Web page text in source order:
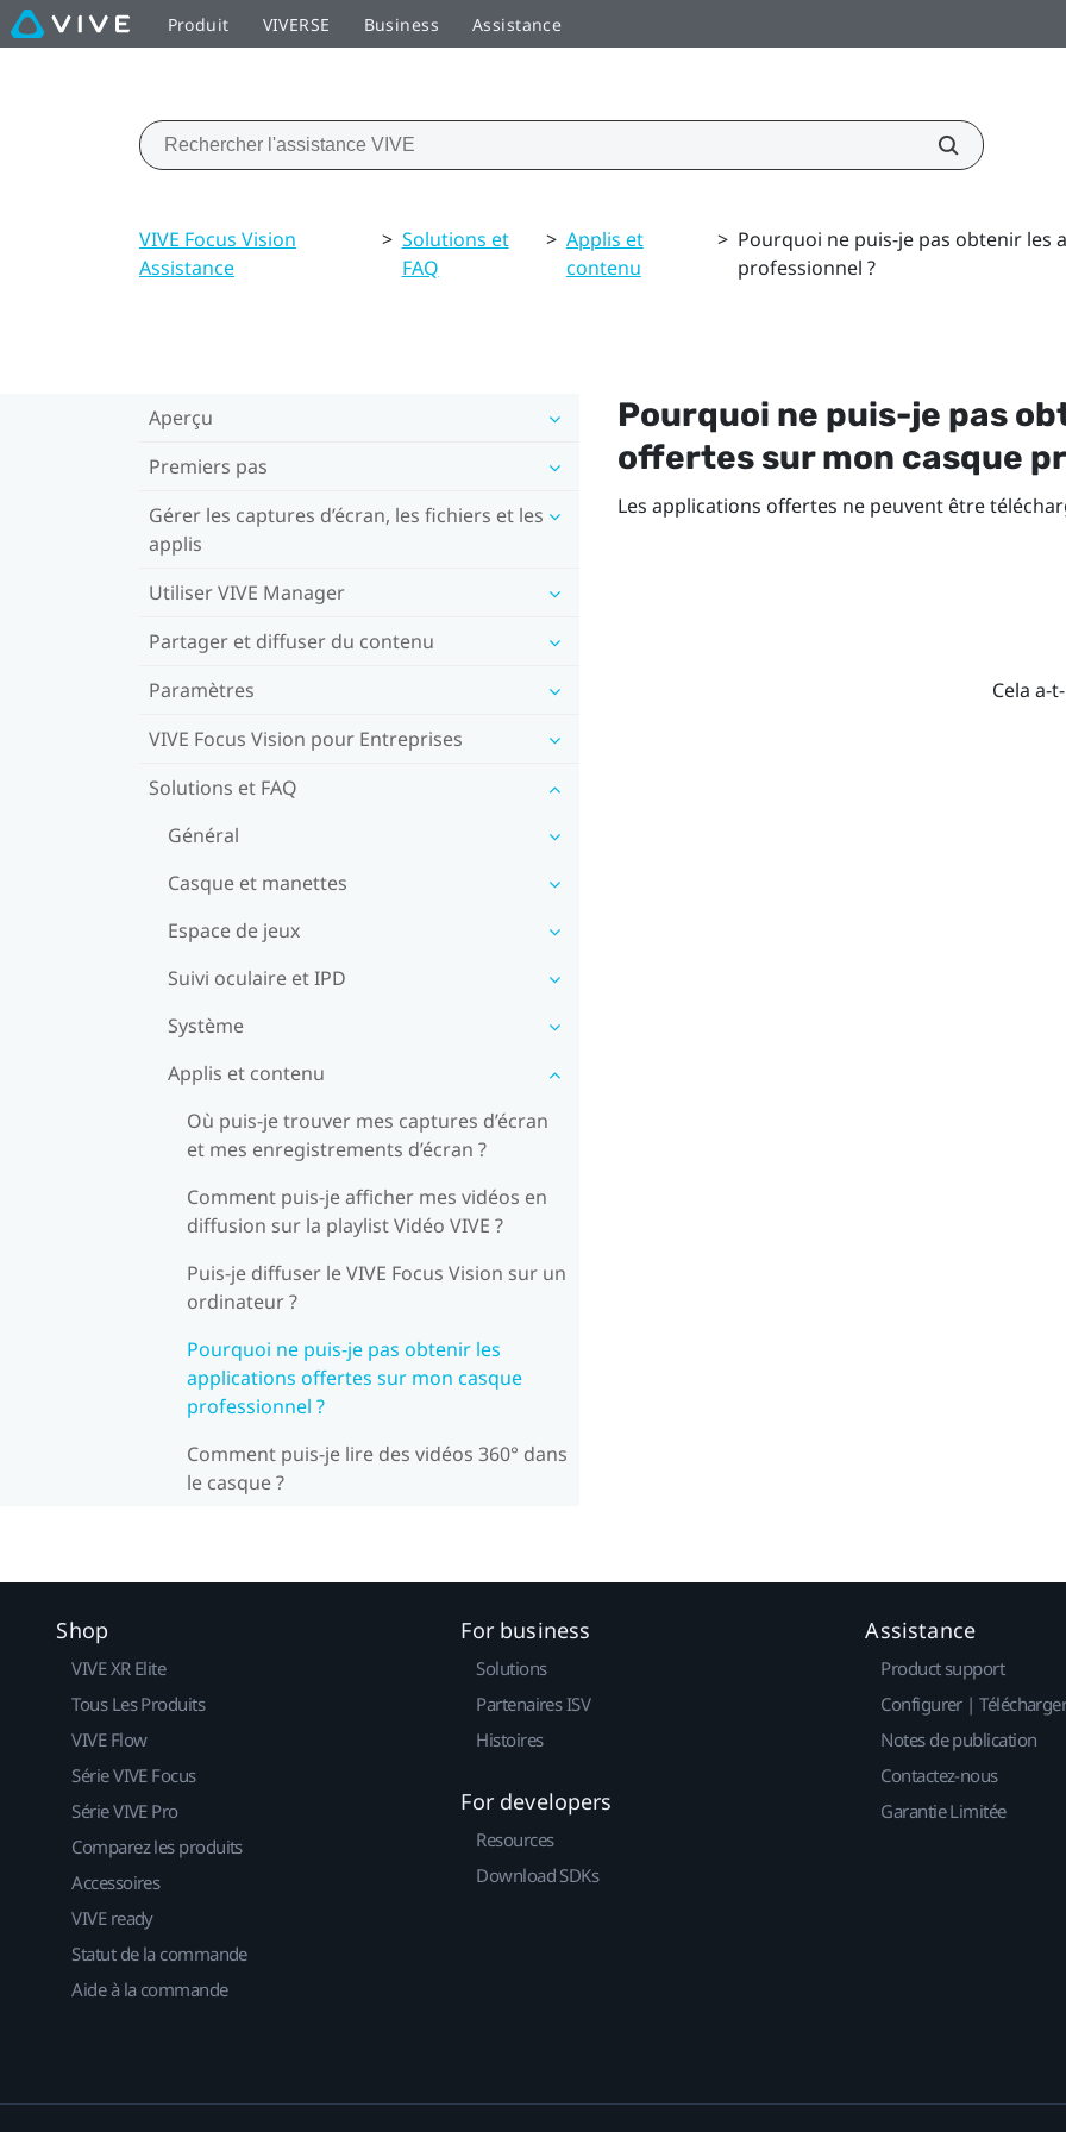
Produit VIVERSE Business Assistance
VIVE Focus Vision
Assistance
> Solutions et
FAQ
> Applis et
contenu
> Pourquoi ne puis-je pas obtenir les
professionnel ?
Aperçu
Premiers pas
Gérer les captures d’écran, les fichiers et les
applis
Utiliser VIVE Manager
Partager et diffuser du contenu
Paramètres
VIVE Focus Vision pour Entreprises
Solutions et FAQ
Général
Casque et manettes
Espace de jeux
Suivi oculaire et IPD
Système
Applis et contenu
Où puis-je trouver mes captures d’écran
et mes enregistrements d’écran ?
Comment puis-je afficher mes vidéos en
diffusion sur la playlist Vidéo VIVE ?
Puis-je diffuser le VIVE Focus Vision sur un
ordinateur ?
Pourquoi ne puis-je pas obtenir les
applications offertes sur mon casque
professionnel ?
Comment puis-je lire des vidéos 360° dans
le casque ?
Pourquoi ne puis-je pas
offertes sur mon casque
Les applications offertes ne peuvent être
Cela a-
Shop
VIVE XR Elite
Tous Les Produits
VIVE Flow
Série VIVE Focus
Série VIVE Pro
Comparez les produits
Accessoires
VIVE ready
Statut de la commande
Aide à la commande
For business
Solutions
Partenaires ISV
Histoires
For developers
Resources
Download SDKs
Assistance
Product support
Configurer |
Notes de publication
Contactez-nous
Garantie Limitée